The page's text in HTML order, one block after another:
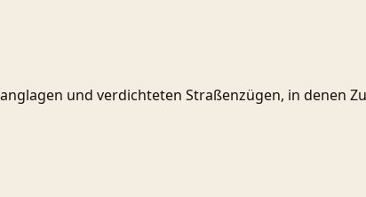
und verdichteten Straßenzügen, in denen